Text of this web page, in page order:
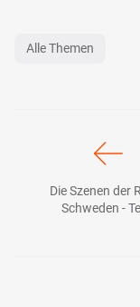
Alle Themen
Die Szenen der
Schweden -